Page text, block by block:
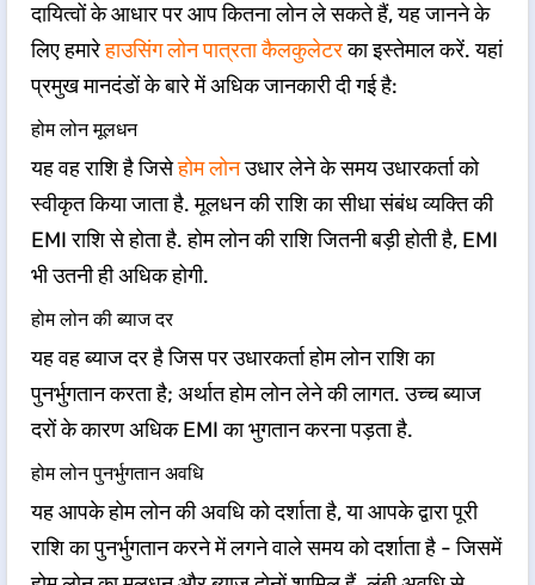
दायित्वों के आधार पर आप कितना लोन ले सकते हैं, यह जानने के
लिए हमारेहाउसिंग लोन पात्रता कैलकुलेटरका इस्तेमाल करें. यहां
प्रमुख मानदंडों के बारे में अधिक जानकारी दी गई है:
होम लोन मूलधन
यह वह राशि है जिसेहोम लोनउधार लेने के समय उधारकर्ता को
स्वीकृत किया जाता है. मूलधन की राशि का सीधा संबंध व्यक्ति की
EMI राशि से होता है. होम लोन की राशि जितनी बड़ी होती है, EMI
भी उतनी ही अधिक होगी.
होम लोन की ब्याज दर
यह वह ब्याज दर है जिस पर उधारकर्ता होम लोन राशि का
पुनर्भुगतान करता है; अर्थात होम लोन लेने की लागत. उच्च ब्याज
दरों के कारण अधिक EMI का भुगतान करना पड़ता है.
होम लोन पुनर्भुगतान अवधि
यह आपके होम लोन की अवधि को दर्शाता है, या आपके द्वारा पूरी
राशि का पुनर्भुगतान करने में लगने वाले समय को दर्शाता है - जिसमें